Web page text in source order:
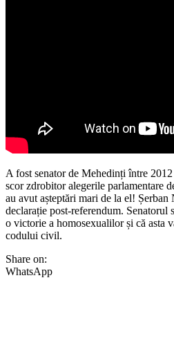
A fost senator de Mehedinți între
scor zdrobitor alegerile parlamentare
au avut așteptări mari de la el! Șerban
declarație post-referendum. Senatorul
o victorie a homosexualilor și că asta
codului civil.
Share on:
WhatsApp